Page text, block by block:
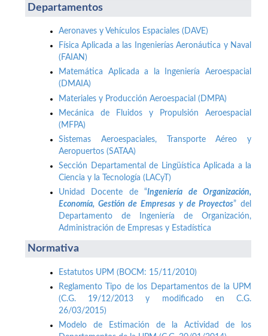
Departamentos
Aeronaves y Vehículos Espaciales (DAVE)
Física Aplicada a las Ingenierías Aeronáutica y Naval
(FAIAN)
Matemática Aplicada a la Ingeniería Aeroespacial
(DMAIA)
Materiales y Producción Aeroespacial (DMPA)
Mecánica de Fluidos y Propulsión Aeroespacial
(MFPA)
Sistemas Aeroespaciales, Transporte Aéreo y
Aeropuertos (SATAA)
Sección Departamental de Lingüística Aplicada a la
Ciencia y la Tecnología (LACyT)
Unidad Docente de “Ingeniería de Organización,
Economía, Gestión de Empresas y de Proyectos” del
Departamento de Ingeniería de Organización,
Administración de Empresas y Estadística
Normativa
Estatutos UPM (BOCM: 15/11/2010)
Reglamento Tipo de los Departamentos de la UPM
(C.G. 19/12/2013 y modificado en C.G.
26/03/2015)
Modelo de Estimación de la Actividad de los